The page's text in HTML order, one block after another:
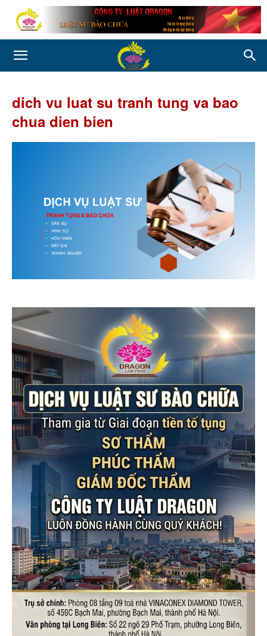
dich vu luat su tranh tung va bao
chua dien bien